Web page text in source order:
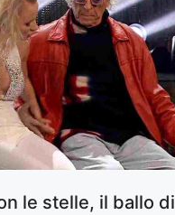
le stelle, il ballo di